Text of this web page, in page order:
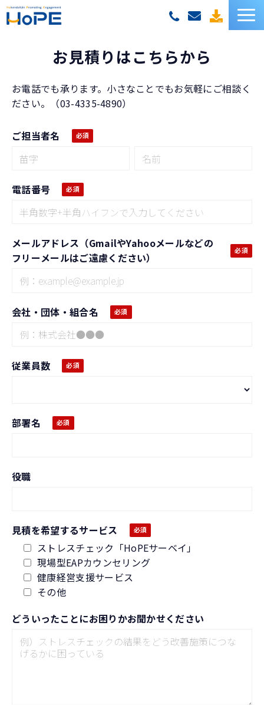
お役立ちコラム
お見積りはこちらから
お電話でも承ります。小さなことでもお気軽にご相談く
ださい。（03-4335-4890）
ご担当者名
電話番号
メールアドレス（GmailやYahooメールなどの
フリーメールはご遠慮ください）
会社・団体・組合名
従業員数
部署名
役職
見積を希望するサービス
ストレスチェック「HoPEサーベイ」
現場型EAPカウンセリング
健康経営支援サービス
その他
どういったことにお困りかお聞かせください